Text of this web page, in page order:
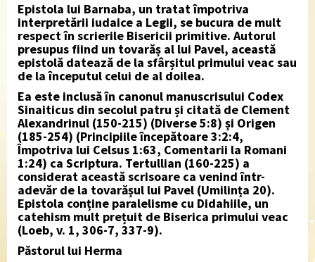
Epistola lui Barnaba, un tratat împotriva
interpretării iudaice a Legii, se bucura de mult
respect în scrierile Bisericii primitive. Autorul
presupus fiind un tovarăș al lui Pavel, această
epistolă datează de la sfârșitul primului veac sau
de la începutul celui de al doilea.
Ea este inclusă în canonul manuscrisului Codex
Sinaiticus din secolul patru și citată de Clement
Alexandrinul (150-215) (Diverse 5:8) și Origen
(185-254) (Principiile începătoare 3:2:4,
Împotriva lui Celsus 1:63, Comentarii la Romani
1:24) ca Scriptura. Tertullian (160-225) a
considerat această scrisoare ca venind într-
adevăr de la tovarășul lui Pavel (Umilința 20).
Epistola conține paralelisme cu Didahiile, un
catehism mult prețuit de Biserica primului veac
(Loeb, v. 1, 306-7, 337-9).
Păstorul lui Herma